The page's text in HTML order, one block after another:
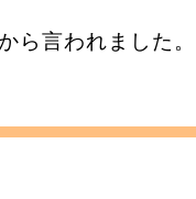
言われました。